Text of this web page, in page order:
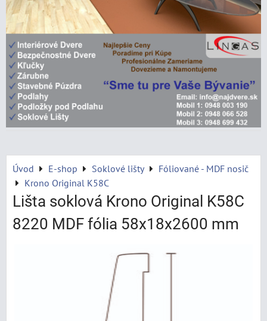
Úvod E-shop Soklové lišty
Fóliované - MDF nosič
Krono Original K58C
Lišta soklová Krono Original K58C
8220 MDF fólia 58x18x2600 mm